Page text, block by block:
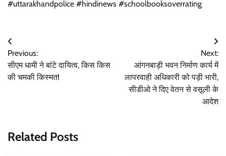
#uttarakhandpolice #hindinews #schoolbooksoverrating
Post
navigation
Previous:
सीएम धामी ने बांटे दायित्व, किस किस
की चमकी किस्मत!
Next:
आंगनबाड़ी भवन निर्माण कार्य में
लापरवाही अधिकारी को पड़ी भारी,
सीडीओ ने दिए वेतन से वसूली के
आदेश
Related Posts